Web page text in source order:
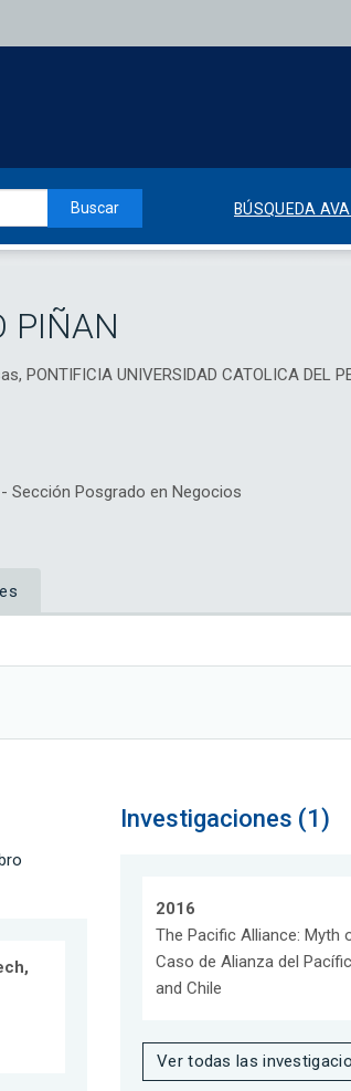
Buscar BÚSQUEDA
PIÑAN
UNIVERSIDAD CATOLICA DEL
Sección Posgrado en Negocios
Investigaciones (1)
2016
The Pacific Alliance: Myth
Caso de Alianza del
and Chile
Ver todas las